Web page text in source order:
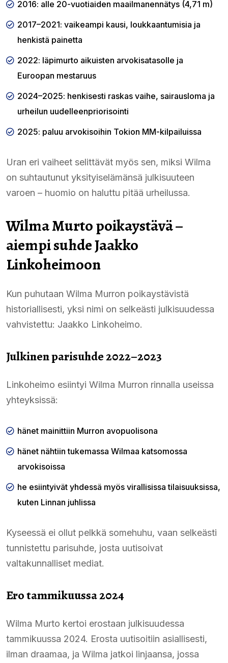
2016: alle 20-vuotiaiden maailmanennätys (4,71 m)
2017–2021: vaikeampi kausi, loukkaantumisia ja
henkistä painetta
2022: läpimurto aikuisten arvokisatasolle ja
Euroopan mestaruus
2024–2025: henkisesti raskas vaihe, sairausloma ja
urheilun uudelleenpriorisointi
2025: paluu arvokisoihin Tokion MM-kilpailuissa
Uran eri vaiheet selittävät myös sen, miksi Wilma
on suhtautunut yksityiselämänsä julkisuuteen
varoen – huomio on haluttu pitää urheilussa.
Wilma Murto poikaystävä –
aiempi suhde Jaakko
Linkoheimoon
Kun puhutaan Wilma Murron poikaystävistä
historiallisesti, yksi nimi on selkeästi julkisuudessa
vahvistettu: Jaakko Linkoheimo.
Julkinen parisuhde 2022–2023
Linkoheimo esiintyi Wilma Murron rinnalla useissa
yhteyksissä:
hänet mainittiin Murron avopuolisona
hänet nähtiin tukemassa Wilmaa katsomossa
arvokisoissa
he esiintyivät yhdessä myös virallisissa tilaisuuksissa,
kuten Linnan juhlissa
Kyseessä ei ollut pelkkä somehuhu, vaan selkeästi
tunnistettu parisuhde, josta uutisoivat
valtakunnalliset mediat.
Ero tammikuussa 2024
Wilma Murto kertoi erostaan julkisuudessa
tammikuussa 2024. Erosta uutisoitiin asiallisesti,
ilman draamaa, ja Wilma jatkoi linjaansa, jossa